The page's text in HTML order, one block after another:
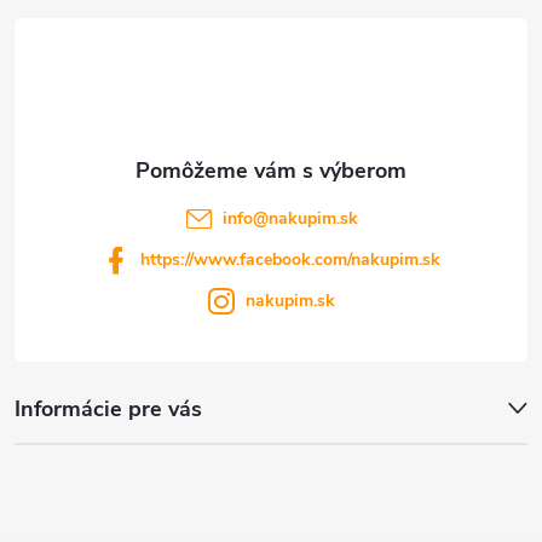
Informácie pre vás
info@nakupim.sk
https://www.facebook.com/nakupim.sk
nakupim.sk